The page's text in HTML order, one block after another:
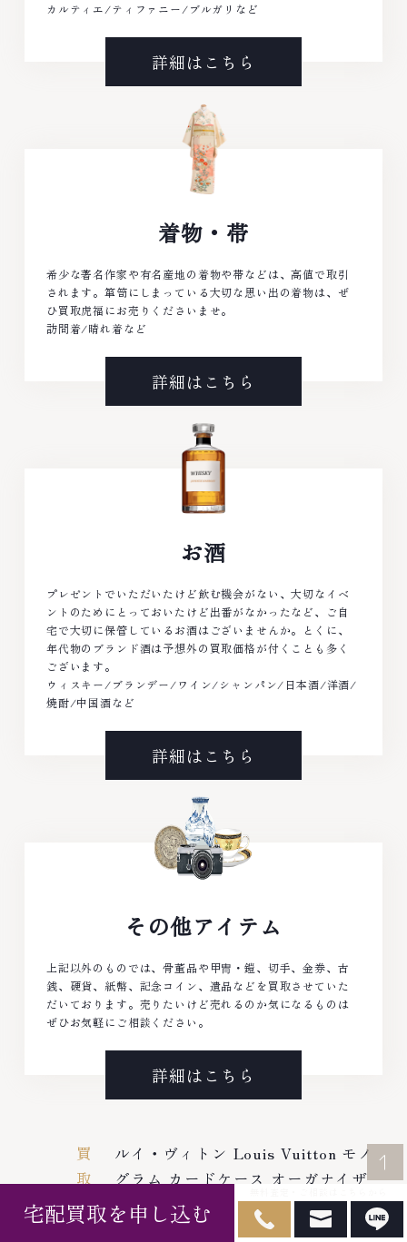
カルティエ/ティファニー/ブルガリなど
詳細はこちら
着物・帯
希少な著名作家や有名産地の着物や帯などは、高値で取引
されます。箪笥にしまっている大切な思い出の着物は、ぜ
ひ買取虎福にお売りくださいませ。
訪問着/晴れ着など
詳細はこちら
お酒
プレゼントでいただいたけど飲む機会がない、大切なイベ
ントのためにとっておいたけど出番がなかったなど、ご自
宅で大切に保管しているお酒はございませんか。とくに、
年代物のブランド酒は予想外の買取価格が付くことも多く
ございます。
ウィスキー/ブランデー/ワイン/シャンパン/日本酒/洋酒/
焼酎/中国酒など
詳細はこちら
その他アイテム
上記以外のものでは、骨董品や甲冑・鎧、切手、金券、古
銭、硬貨、紙幣、記念コイン、遺品などを買取させていた
だいております。売りたいけど売れるのか気になるものは
ぜひお気軽にご相談ください。
詳細はこちら
TOP
買
取
実
績
ルイ・ヴィトン Louis Vuitton モノ
グラム カードケース オーガナイザ
ードゥポッシュ M61696の買取実績
| 阿佐ヶ谷本店
宅配買取を申し込む